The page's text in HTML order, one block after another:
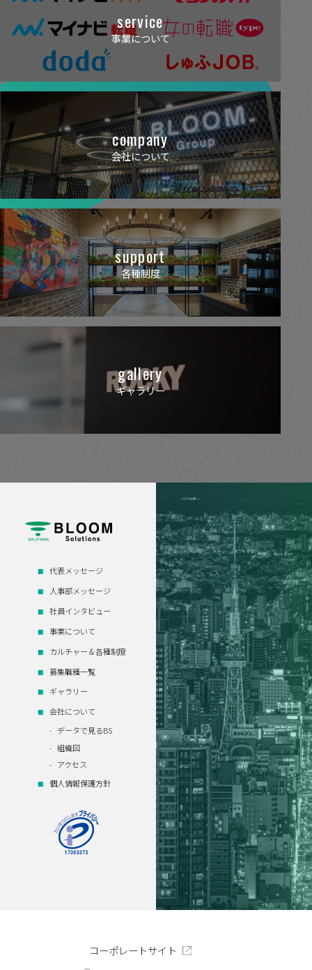
service
事業について
company
会社について
support
各種制度
gallery
ギャラリー
代表メッセージ
人事部メッセージ
社員インタビュー
事業について
カルチャー＆各種制度
募集職種一覧
ギャラリー
会社について
データで見るBS
組織図
アクセス
個人情報保護方針
コーポレートサイト